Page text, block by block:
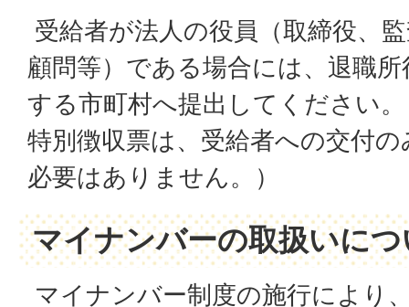
受給者が法人の役員（取締役、
顧問等）である場合には、退職
する市町村へ提出してください
特別徴収票は、受給者への交付
必要はありません。）
マイナンバーの取扱いに
マイナンバー制度の施行により